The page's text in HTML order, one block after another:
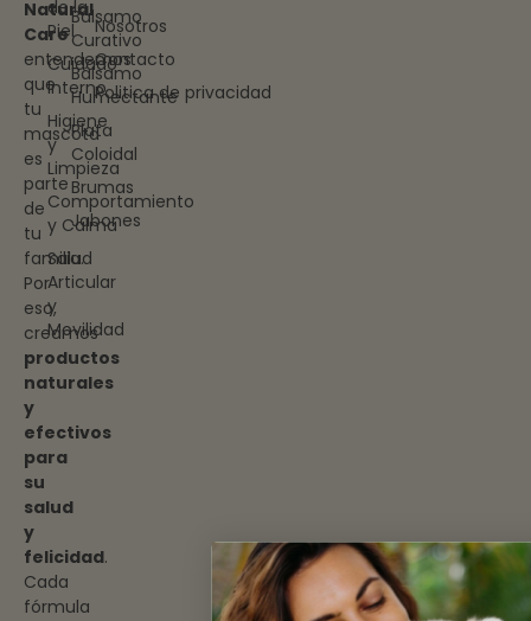
Natural
Care
entendemos
que
tu
mascota
es
parte
de
tu
familia.
Por
eso,
creamos
productos
naturales
y
efectivos
para
su
salud
y
felicidad.
Cada
fórmula
de la
Piel
Cuidado
Interno
Higiene
y
Limpieza
Comportamiento
y Calma
Salud
Articular
y
Movilidad
Bálsamo
Curativo
Bálsamo
Humectante
Plata
Coloidal
Brumas
Jabones
Nosotros
Contacto
Politica de privacidad